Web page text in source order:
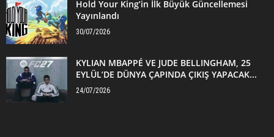
Hold Your King’in İlk Büyük Güncellemesi
Yayınlandı
30/07/2026
KYLIAN MBAPPÉ VE JUDE BELLINGHAM, 25
EYLÜL’DE DÜNYA ÇAPINDA ÇIKIŞ YAPACAK...
24/07/2026